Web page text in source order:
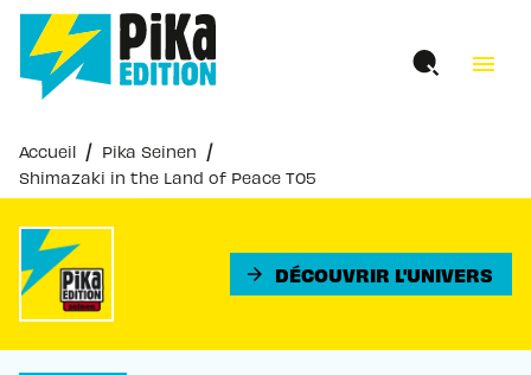
MENU RECHERCHE
PIED DE PAGE
menu
Accueil / Pika Seinen /
Shimazaki in the Land of Peace T05
arrow_forward DÉCOUVRIR L'UNIVERS